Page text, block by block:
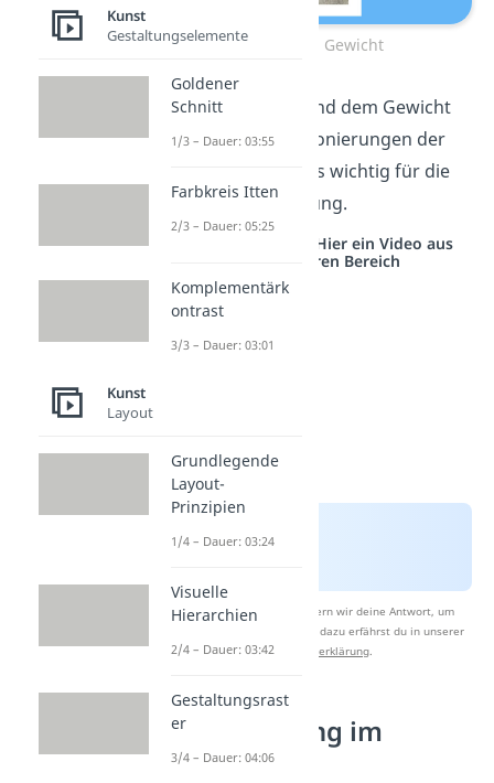
Größe und Gewicht
Neben der Größe und dem Gewicht
sind auch die Positionierungen der
Elemente besonders wichtig für die
hierarchische Wirkung.
Studyflix vernetzt: Hier ein Video aus
einem anderen Bereich
Nach Beantwortung speichern wir deine Antwort, um
Studyflix zu verbessern. Mehr dazu erfährst du in unserer
Datenschutzerklärung.
Positionierung im
Layout
Kunst
Gestaltungselemente
Goldener
Schnitt
1/3 – Dauer: 03:55
Farbkreis Itten
2/3 – Dauer: 05:25
Komplementärk
ontrast
3/3 – Dauer: 03:01
Kunst
Layout
Grundlegende
Layout-
Prinzipien
1/4 – Dauer: 03:24
Visuelle
Hierarchien
2/4 – Dauer: 03:42
Gestaltungsrast
er
3/4 – Dauer: 04:06